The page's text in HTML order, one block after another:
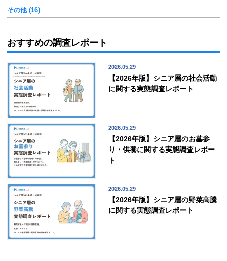
その他 (16)
おすすめの調査レポート
【2026年版】シニア層の社会活動
に関する実態調査レポート
2026.05.29
【2026年版】シニア層のお墓参
り・供養に関する実態調査レポー
ト
2026.05.29
【2026年版】シニア層の野菜高騰
に関する実態調査レポート
2026.05.29